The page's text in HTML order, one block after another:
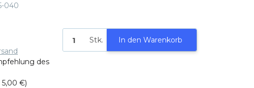
040
des
5,00 €)
Stk. In den Warenkorb